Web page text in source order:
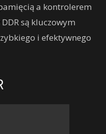
a kontrolerem
są kluczowym
i efektywnego